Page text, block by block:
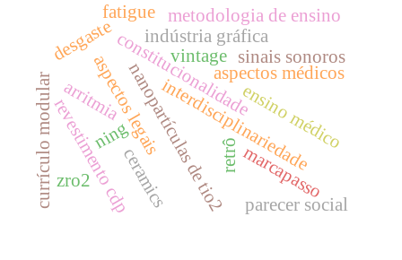
nanopartículas de tio2
ning
constitucionalidade
aspectos legais aspectos médicos
interdisciplinariedade
desgaste
revestimento cdp
vintage
retrô
currículo modular arritmia
indústria gráfica
sinais sonoros
metodologia de ensino
ensino médico
marcapasso
ceramics
zro2
fatigue
parecer social